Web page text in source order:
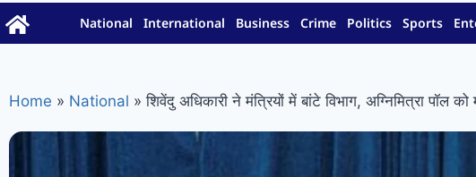
National International Business Crime Politics Sports
Home » National » शिवेंदु अधिकारी ने मंत्रियों में बांटे विभाग, अग्निमित्रा पॉल